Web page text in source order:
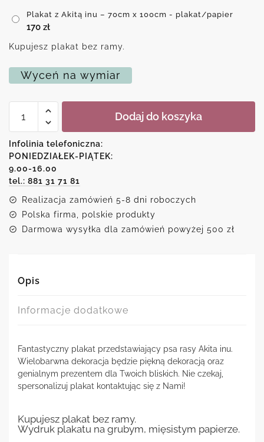
Plakat z Akitą inu – 70cm x 100cm - plakat/papier
170 zł
Kupujesz plakat bez ramy.
Wyceń na wymiar
Plakat
inu
Dodaj do koszyka
Infolinia telefoniczna:
PONIEDZIAŁEK-PIĄTEK:
9.00-16.00
tel.: 881 31 71 81
Realizacja zamówień 5-8 dni roboczych
Polska firma, polskie produkty
Darmowa wysyłka dla zamówień powyżej 500 zł
Opis
Informacje dodatkowe
Fantastyczny plakat przedstawiający psa rasy Akita inu.
Wielobarwna dekoracja będzie piękną dekoracją oraz
genialnym prezentem dla Twoich bliskich. Nie czekaj,
spersonalizuj plakat kontaktując się z Nami!
Kupujesz plakat bez ramy.
Wydruk plakatu na grubym, mięsistym papierze.